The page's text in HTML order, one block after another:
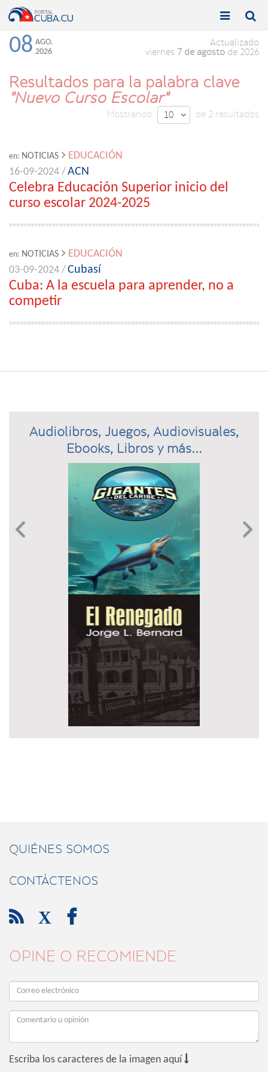
Toggle

Toggle

08 AGO.
2026
Actualizado
viernes 7 de agosto de 2026
Resultados para la palabra clave
"Nuevo Curso Escolar"
Mostrando 10  de 2 resultados
en: NOTICIAS
EDUCACIÓN
16-09-2024 /ACN
Celebra Educación Superior inicio del
curso escolar 2024-2025
en: NOTICIAS
EDUCACIÓN
03-09-2024 /Cubasí
Cuba: A la escuela para aprender, no a
competir
Audiolibros, Juegos, Audiovisuales,
Ebooks, Libros y más...
Previous 
QUIÉNES SOMOS
CONTÁCTENOS
 X 
OPINE O RECOMIENDE
Escriba los caracteres de la imagen aquí 